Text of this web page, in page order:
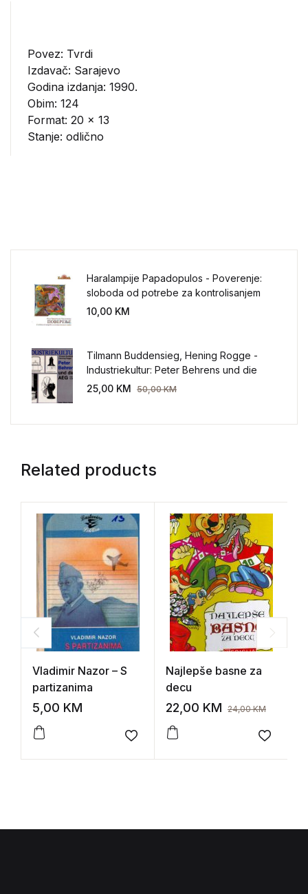
Povez: Tvrdi
Izdavač: Sarajevo
Godina izdanja: 1990.
Obim: 124
Format: 20 x 13
Stanje: odlično
Haralampije Papadopulos - Poverenje:
sloboda od potrebe za kontrolisanjem
sveta
10,00 KM
Tilmann Buddensieg, Hening Rogge -
Industriekultur: Peter Behrens und die
AEG 1907-1914.
25,00 KM 50,00KM
Related products
Vladimir Nazor – S
partizanima
5,00 KM
Add to wishlist
Najlepše basne za
decu
22,00 KM 24,00KM
Add to